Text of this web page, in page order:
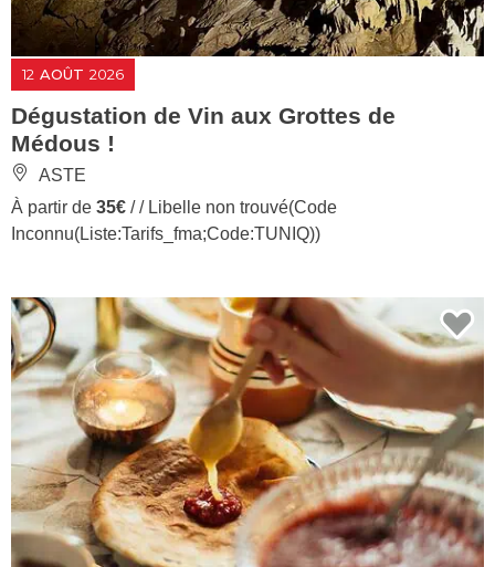
12 AOÛT 2026
Dégustation de Vin aux Grottes de
Médous !
ASTE
À partir de 35€ / / Libelle non trouvé(Code
Inconnu(Liste:Tarifs_fma;Code:TUNIQ))